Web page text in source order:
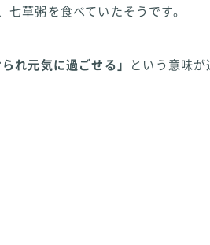
草粥を食べていたそうです。
れ元気に過ごせる」 という意味